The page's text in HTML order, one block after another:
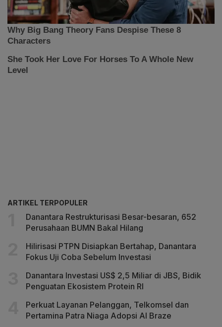
ARTIKEL TERPOPULER
Danantara Restrukturisasi Besar-besaran, 652
Perusahaan BUMN Bakal Hilang
Hilirisasi PTPN Disiapkan Bertahap, Danantara
Fokus Uji Coba Sebelum Investasi
Danantara Investasi US$ 2,5 Miliar di JBS, Bidik
Penguatan Ekosistem Protein RI
Perkuat Layanan Pelanggan, Telkomsel dan
Pertamina Patra Niaga Adopsi AI Braze